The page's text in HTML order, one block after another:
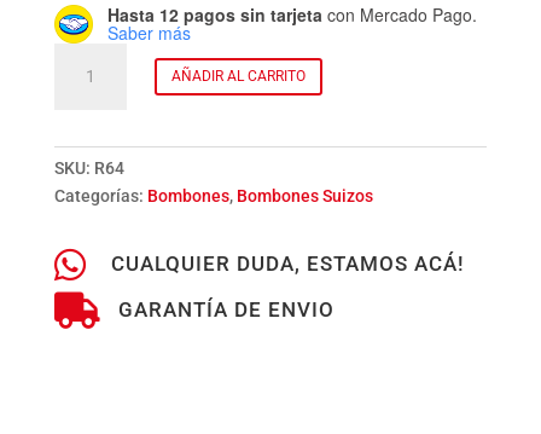
Hasta 12 pagos sin tarjeta con Mercado Pago.
Saber más
cantidad
AÑADIR AL CARRITO
SKU: R64
Categorías: Bombones, Bombones Suizos
 CUALQUIER DUDA, ESTAMOS ACÁ!
 GARANTÍA DE ENVIO